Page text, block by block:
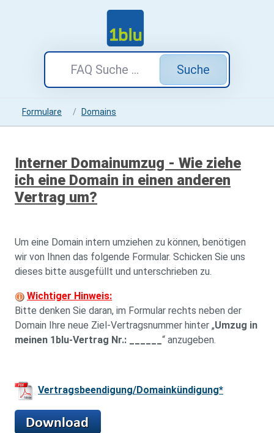
Suche
Formulare Domains
Interner Domainumzug - Wie ziehe
ich eine Domain in einen anderen
Vertrag um?
Um eine Domain intern umziehen zu können, benötigen
wir von Ihnen das folgende Formular. Schicken Sie uns
dieses bitte ausgefüllt und unterschrieben zu.
Wichtiger Hinweis:
Bitte denken Sie daran, im Formular rechts neben der
Domain Ihre neue Ziel-Vertragsnummer hinter „Umzug in
meinen 1blu-Vertrag Nr.: ______ “ anzugeben.
Vertragsbeendigung/Domainkündigung*